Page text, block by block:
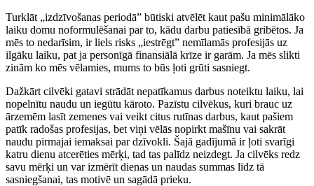
Turklāt „izdzīvošanas periodā” būtiski atvēlēt kaut pašu minimālāko
laiku domu noformulēšanai par to, kādu darbu patiesībā gribētos. Ja
mēs to nedarīsim, ir liels risks „iestrēgt” nemīlamās profesijās uz
ilgāku laiku, pat ja personīgā finansiālā krīze ir garām. Ja mēs slikti
zinām ko mēs vēlamies, mums to būs ļoti grūti sasniegt.
Dažkārt cilvēki gatavi strādāt nepatīkamus darbus noteiktu laiku, lai
nopelnītu naudu un iegūtu kāroto. Pazīstu cilvēkus, kuri brauc uz
ārzemēm lasīt zemenes vai veikt citus rutīnas darbus, kaut pašiem
patīk radošas profesijas, bet viņi vēlās nopirkt mašīnu vai sakrāt
naudu pirmajai iemaksai par dzīvokli. Šajā gadījumā ir ļoti svarīgi
katru dienu atcerēties mērķi, tad tas palīdz neizdegt. Ja cilvēks redz
savu mērķi un var izmērīt dienas un naudas summas līdz tā
sasniegšanai, tas motivē un sagādā prieku.